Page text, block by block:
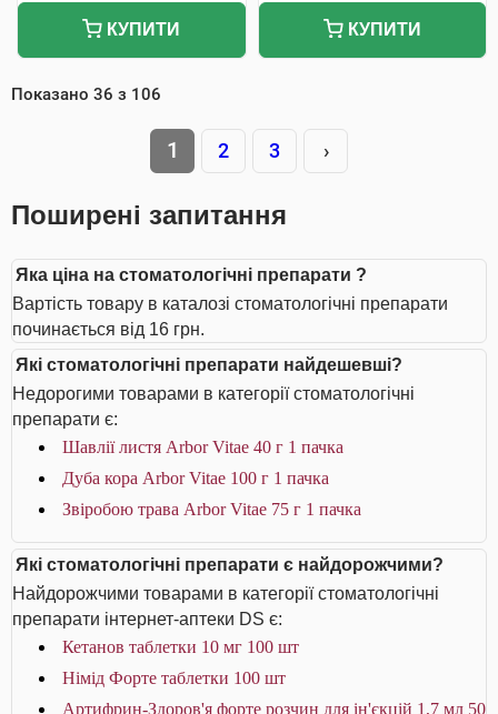
КУПИТИ КУПИТИ
Показано 36 з 106
1 2 3 ›
Поширені запитання
Яка ціна на стоматологічні препарати ?
Вартість товару в каталозі стоматологічні препарати
починається від 16 грн.
Які стоматологічні препарати найдешевші?
Недорогими товарами в категорії стоматологічні
препарати є:
Шавлії листя Arbor Vitae 40 г 1 пачка
Дуба кора Arbor Vitae 100 г 1 пачка
Звіробою трава Arbor Vitae 75 г 1 пачка
Які стоматологічні препарати є найдорожчими?
Найдорожчими товарами в категорії стоматологічні
препарати інтернет-аптеки DS є:
Кетанов таблетки 10 мг 100 шт
Німід Форте таблетки 100 шт
Артифрин-Здоров'я форте розчин для ін'єкцій 1,7 мл 50